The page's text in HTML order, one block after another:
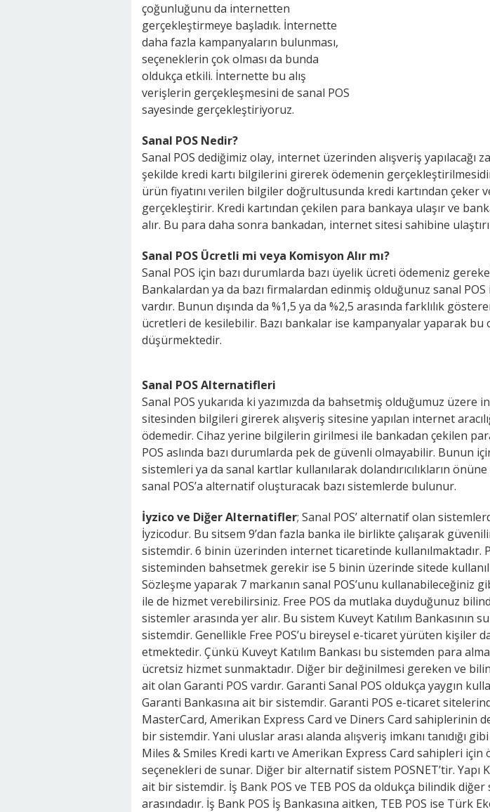
çoğunluğunu da internetten
gerçekleştirmeye başladık. İnternette
daha fazla kampanyaların bulunması,
seçeneklerin çok olması da bunda
oldukça etkili. İnternette bu alış
verişlerin gerçekleşmesini de sanal POS
sayesinde gerçekleştiriyoruz.
Sanal POS Nedir?
Sanal POS dediğimiz olay, internet üzerinden alışveriş yapılacağı
şekilde kredi kartı bilgilerini girerek ödemenin
ürün fiyatını verilen bilgiler doğrultusunda kredi kartından çeker
gerçekleştirir. Kredi kartından çekilen para bankaya ulaşır ve
alır. Bu para daha sonra bankadan, internet sitesi sahibine
Sanal POS Ücretli mi veya Komisyon Alır mı?
Sanal POS için bazı durumlarda bazı üyelik ücreti ödemeniz
Bankalardan ya da bazı firmalardan edinmiş olduğunuz sanal POS
vardır. Bunun dışında da %1,5 ya da %2,5 arasında farklılık
ücretleri de kesilebilir. Bazı bankalar ise kampanyalar yaparak bu
düşürmektedir.
Sanal POS Alternatifleri
Sanal POS yukarıda ki yazımızda da bahsetmiş olduğumuz üzere
sitesinden bilgileri girerek alışveriş sitesine yapılan internet
ödemedir. Cihaz yerine bilgilerin girilmesi ile bankadan çekilen
POS aslında bazı durumlarda pek de güvenli olmayabilir. Bunun
sistemleri ya da sanal kartlar kullanılarak dolandırıcılıkların
sanal POS’a alternatif oluşturacak bazı sistemlerde bulunur.
İyzico ve Diğer Alternatifler; Sanal POS’ alternatif olan
İyzicodur. Bu sitsem 9’dan fazla banka ile birlikte çalışarak
sistemdir. 6 binin üzerinden internet ticaretinde kullanılmaktadır.
sisteminden bahsetmek gerekir ise 5 binin üzerinde sitede
Sözleşme yaparak 7 markanın sanal POS’unu kullanabileceğiniz
ile de hizmet verebilirsiniz. Free POS da mutlaka duyduğunuz
sistemler arasında yer alır. Bu sistem Kuveyt Katılım Bankasının
sistemdir. Genellikle Free POS’u bireysel e-ticaret yürüten kişiler
etmektedir. Çünkü Kuveyt Katılım Bankası bu sistemden para
ücretsiz hizmet sunmaktadır. Diğer bir değinilmesi gereken ve
ait olan Garanti POS vardır. Garanti Sanal POS oldukça yaygın
Garanti Bankasına ait bir sistemdir. Garanti POS e-ticaret
MasterCard, Amerikan Express Card ve Diners Card sahiplerinin
bir sistemdir. Yani uluslar arası alanda alışveriş imkanı tanıdığı
Miles & Smiles Kredi kartı ve Amerikan Express Card sahipleri için
seçenekleri de sunar. Diğer bir alternatif sistem POSNET’tir. Yapı
ait bir sistemdir. İş Bank POS ve TEB POS da oldukça bilindik
arasındadır. İş Bank POS İş Bankasına aitken, TEB POS ise Türk